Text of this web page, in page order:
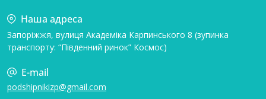
Наша адреса
Запоріжжя, вулиця Академіка Карпинського 8 (зупинка
транспорту: “Південний ринок” Космос)
E-mail
podshipnikizp@gmail.com